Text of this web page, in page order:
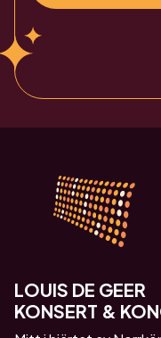
LOUIS DE GEER
KONSERT &